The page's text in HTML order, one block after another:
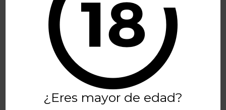
¿Eres mayor de edad?